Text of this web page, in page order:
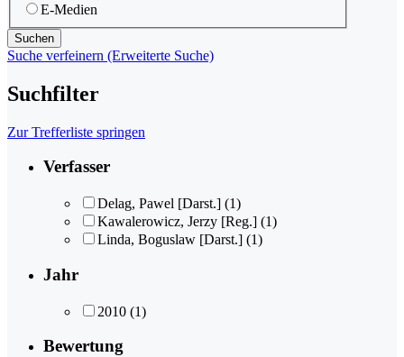
E-Medien
Suche verfeinern (Erweiterte Suche)
Suchfilter
Zur Trefferliste springen
Verfasser
Delag, Pawel [Darst.] (1)
Kawalerowicz, Jerzy [Reg.] (1)
Linda, Boguslaw [Darst.] (1)
Jahr
2010 (1)
Bewertung